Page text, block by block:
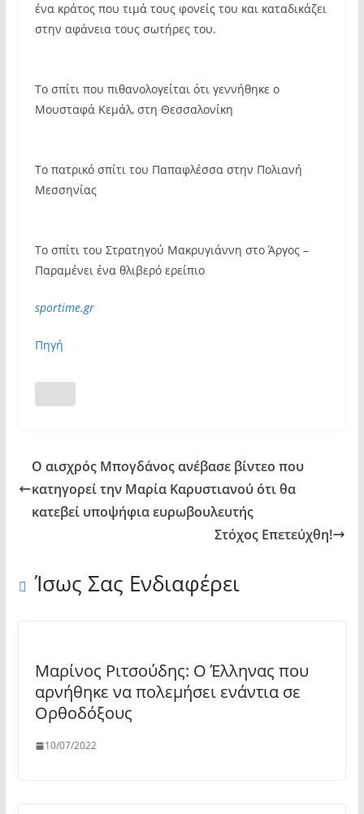
ένα κράτος που τιμά τους φονείς του και καταδικάζει
στην αφάνεια τους σωτήρες του.
Το σπίτι που πιθανολογείται ότι γεννήθηκε ο
Μουσταφά Κεμάλ, στη Θεσσαλονίκη
Το πατρικό σπίτι του Παπαφλέσσα στην Πολιανή
Μεσσηνίας
Το σπίτι του Στρατηγού Μακρυγιάννη στο Άργος –
Παραμένει ένα θλιβερό ερείπιο
sportime.gr
Πηγή
Ο αισχρός Μπογδάνος ανέβασε βίντεο που
κατηγορεί την Μαρία Καρυστιανού ότι θα
κατεβεί υποψήφια ευρωβουλευτής
Στόχος Επετεύχθη!
Ίσως Σας Ενδιαφέρει
Μαρίνος Ριτσούδης: Ο Έλληνας που
αρνήθηκε να πολεμήσει ενάντια σε
Ορθοδόξους
10/07/2022